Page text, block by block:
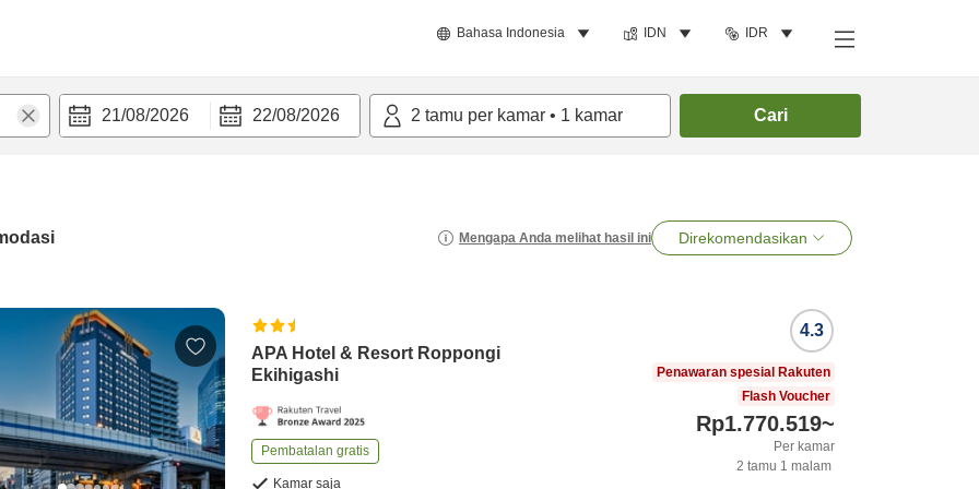
Bahasa Indonesia IDN IDR
21/08/2026 22/08/2026 2 tamu per kamar • 1 kamar Cari
Mengapa Anda melihat hasil ini Direkomendasikan
APA Hotel & Resort Roppongi
Ekihigashi
Pembatalan gratis
Kamar saja
4.3
Penawaran spesial Rakuten
Flash Voucher
Rp1.770.519~
Per kamar
2 tamu 1 malam